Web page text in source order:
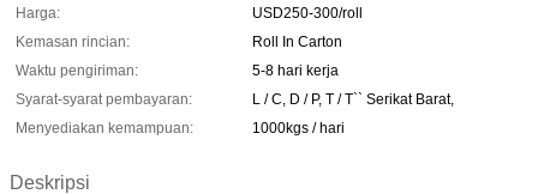
Harga:
USD250-300/roll
Kemasan rincian:
Roll In Carton
Waktu pengiriman:
5-8 hari kerja
Syarat-syarat pembayaran:
L / C, D / P, T / T`` Serikat Barat,
Menyediakan kemampuan:
1000kgs / hari
Deskripsi